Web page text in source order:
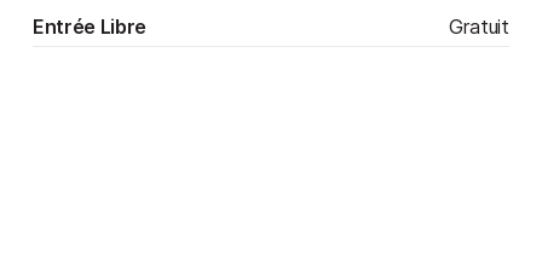
Entrée Libre Gratuit